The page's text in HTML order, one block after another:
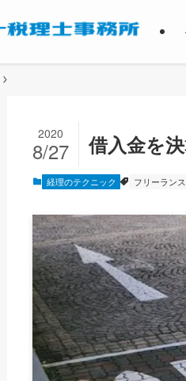
借入金を
2020
8/27
経理のテクニック フリーラン